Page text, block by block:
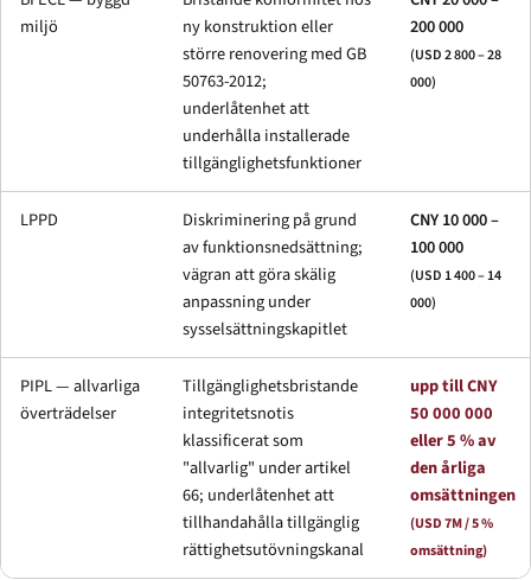
miljö
ny konstruktion eller
större renovering med GB
50763-2012;
underlåtenhet att
underhålla installerade
tillgänglighetsfunktioner
200 000
(USD 2 800 – 28
000)
LPPD
Diskriminering på grund
av funktionsnedsättning;
vägran att göra skälig
anpassning under
sysselsättningskapitlet
CNY 10 000 –
100 000
(USD 1 400 – 14
000)
PIPL — allvarliga
överträdelser
Tillgänglighetsbristande
integritetsnotis
klassificerat som
"allvarlig" under artikel
66; underlåtenhet att
tillhandahålla tillgänglig
rättighetsutövningskanal
upp till CNY
50 000 000
eller 5 % av
den årliga
omsättningen
(USD 7M / 5 %
omsättning)